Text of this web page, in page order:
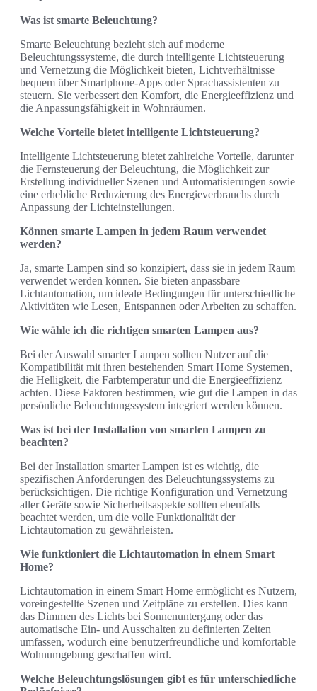
Was ist smarte Beleuchtung?
Smarte Beleuchtung bezieht sich auf moderne
Beleuchtungssysteme, die durch intelligente Lichtsteuerung
und Vernetzung die Möglichkeit bieten, Lichtverhältnisse
bequem über Smartphone-Apps oder Sprachassistenten zu
steuern. Sie verbessert den Komfort, die Energieeffizienz und
die Anpassungsfähigkeit in Wohnräumen.
Welche Vorteile bietet intelligente Lichtsteuerung?
Intelligente Lichtsteuerung bietet zahlreiche Vorteile, darunter
die Fernsteuerung der Beleuchtung, die Möglichkeit zur
Erstellung individueller Szenen und Automatisierungen sowie
eine erhebliche Reduzierung des Energieverbrauchs durch
Anpassung der Lichteinstellungen.
Können smarte Lampen in jedem Raum verwendet
werden?
Ja, smarte Lampen sind so konzipiert, dass sie in jedem Raum
verwendet werden können. Sie bieten anpassbare
Lichtautomation, um ideale Bedingungen für unterschiedliche
Aktivitäten wie Lesen, Entspannen oder Arbeiten zu schaffen.
Wie wähle ich die richtigen smarten Lampen aus?
Bei der Auswahl smarter Lampen sollten Nutzer auf die
Kompatibilität mit ihren bestehenden Smart Home Systemen,
die Helligkeit, die Farbtemperatur und die Energieeffizienz
achten. Diese Faktoren bestimmen, wie gut die Lampen in das
persönliche Beleuchtungssystem integriert werden können.
Was ist bei der Installation von smarten Lampen zu
beachten?
Bei der Installation smarter Lampen ist es wichtig, die
spezifischen Anforderungen des Beleuchtungssystems zu
berücksichtigen. Die richtige Konfiguration und Vernetzung
aller Geräte sowie Sicherheitsaspekte sollten ebenfalls
beachtet werden, um die volle Funktionalität der
Lichtautomation zu gewährleisten.
Wie funktioniert die Lichtautomation in einem Smart
Home?
Lichtautomation in einem Smart Home ermöglicht es Nutzern,
voreingestellte Szenen und Zeitpläne zu erstellen. Dies kann
das Dimmen des Lichts bei Sonnenuntergang oder das
automatische Ein- und Ausschalten zu definierten Zeiten
umfassen, wodurch eine benutzerfreundliche und komfortable
Wohnumgebung geschaffen wird.
Welche Beleuchtungslösungen gibt es für unterschiedliche